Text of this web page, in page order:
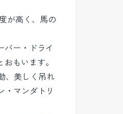
が高く、馬の
バー・ドライ
もいます。
、美しく吊れ
・マンダトリ